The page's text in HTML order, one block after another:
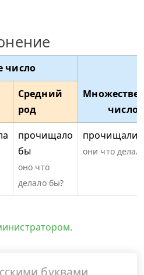
число
число
Средний
род
прочищало
бы
оно что
делало бы?
прочищали
они что